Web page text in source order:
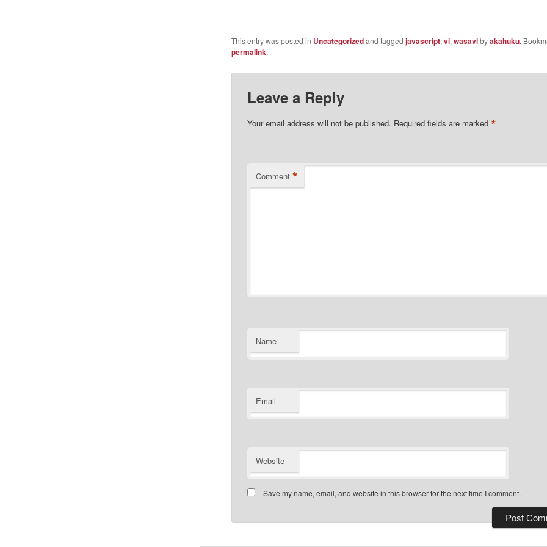
This entry was posted in Uncategorizedand taggedjavascript,vi,wasavibyakahuku.
permalink.
Leave a Reply
Your email address will not be published. Required fields are marked *
Comment *
Name
Email
Website
Save my name, email, and website in this browser for the next time I comment.